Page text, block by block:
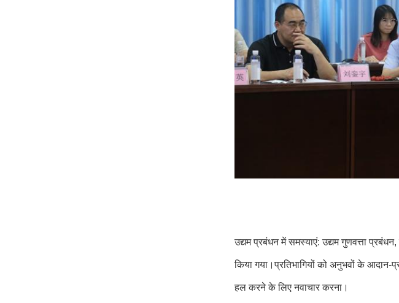
उद्यम प्रबंधन में समस्याएं: उद्यम गुणवत्ता
किया गया।प्रतिभागियों को अनुभवों के आदान-
हल करने के लिए नवाचार करना।